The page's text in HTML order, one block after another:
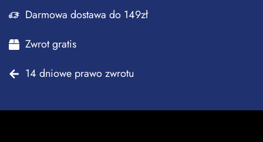
Darmowa dostawa do 149zł
Zwrot gratis
14 dniowe prawo zwrotu